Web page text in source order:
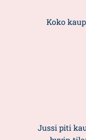
Koko
Jussi piti